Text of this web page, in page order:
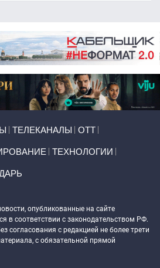
ТЕЛЕКАНАЛЫ ОТТ
ТЕХНОЛОГИИ
опубликованные на сайте
в соответствии с законодательством РФ.
согласования с редакцией не более трети
с обязательной прямой